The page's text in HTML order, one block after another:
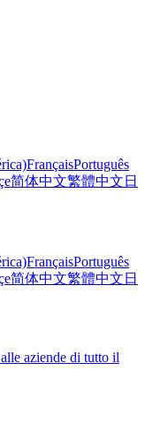
FrançaisPortuguês
简体中文繁體中文 日
FrançaisPortuguês
简体中文繁體中文 日
aziende di tutto il